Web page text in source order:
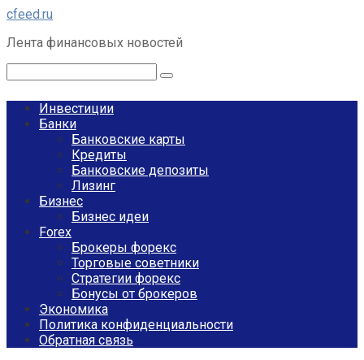
Перейти
контенту
cfeed.ru
Лента финансовых новостей
Инвестиции
Банки
Банковские карты
Кредиты
Банковские депозиты
Лизинг
Бизнес
Бизнес идеи
Forex
Брокеры форекс
Торговые советники
Стратегии форекс
Бонусы от брокеров
Экономика
Политика конфиденциальности
Обратная связь